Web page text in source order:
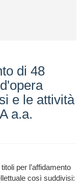
di 48
e le attività
a.a.
per l’affidamento
così suddivisi: